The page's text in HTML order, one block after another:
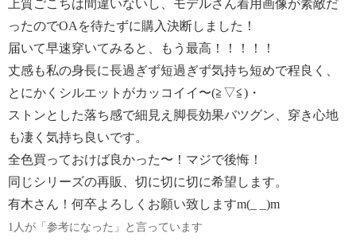
上質ごこちは間違いないし、モデルさん着用画像が素敵だ
ったのでOAを待たずに購入決断しました！
届いて早速穿いてみると、もう最高！！！！！
丈感も私の身長に長過ぎず短過ぎず気持ち短めで程良く、
とにかくシルエットがカッコイイ〜(≧▽≦)・
ストンとした落ち感で細見え脚長効果バツグン、穿き心地
も凄く気持ち良いです。
全色買っておけば良かった〜！マジで後悔！
同じシリーズの再販、切に切に切に希望します。
有木さん！何卒よろしくお願い致しますm(_ _)m
1人が「参考になった」と言っています